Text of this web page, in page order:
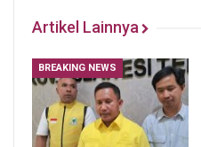
Artikel Lainnya
BREAKING NEWS